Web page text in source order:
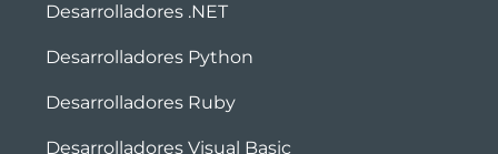
Desarrolladores .NET
Desarrolladores Python
Desarrolladores Ruby
Desarrolladores Visual Basic